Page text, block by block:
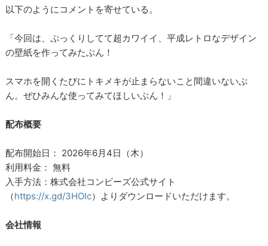
以下のようにコメントを寄せている。
「今回は、ぷっくりしてて超カワイイ、平成レトロなデザイン
の壁紙を作ってみたぶん！
スマホを開くたびにトキメキが止まらないこと間違いないぶ
ん。ぜひみんな使ってみてほしいぶん！」
配布概要
配布開始日： 2026年6月4日（木）
利用料金： 無料
入手方法：株式会社コンビーズ公式サイト
（https://x.gd/3HOIc）よりダウンロードいただけます。
会社情報